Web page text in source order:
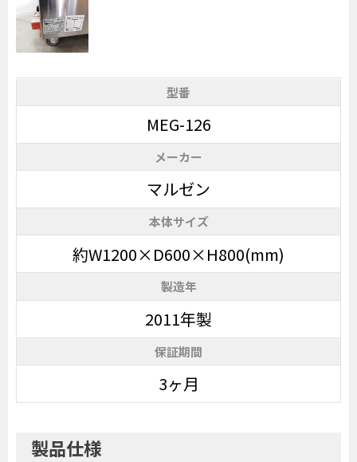
型番
MEG-126
メーカー
マルゼン
本体サイズ
約W1200×D600×H800(mm)
製造年
2011年製
保証期間
3ヶ月
製品仕様